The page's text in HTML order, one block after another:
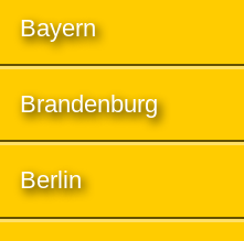
Bayern
Brandenburg
Berlin